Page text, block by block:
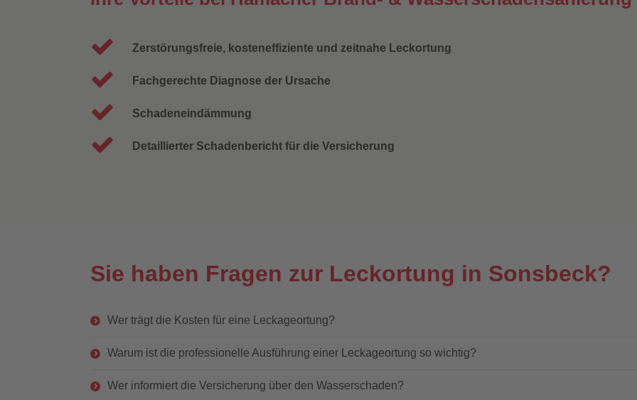
Zerstörungsfreie, kosteneffiziente und zeitnahe Leckortung
Fachgerechte Diagnose der Ursache
Schadeneindämmung
Detaillierter Schadenbericht für die Versicherung
Sie haben Fragen zur Leckortung in Sonsbeck?
Wer trägt die Kosten für eine Leckageortung?
Warum ist die professionelle Ausführung einer Leckageortung so wichtig?
Wer informiert die Versicherung über den Wasserschaden?